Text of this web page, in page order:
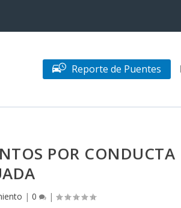
Reporte de Puentes
POR CONDUCTA
|0 |